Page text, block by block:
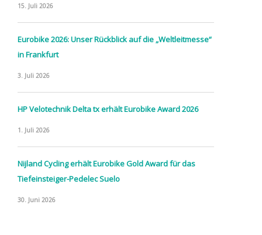
15. Juli 2026
Eurobike 2026: Unser Rückblick auf die „Weltleitmesse“
in Frankfurt
3. Juli 2026
HP Velotechnik Delta tx erhält Eurobike Award 2026
1. Juli 2026
Nijland Cycling erhält Eurobike Gold Award für das
Tiefeinsteiger-Pedelec Suelo
30. Juni 2026